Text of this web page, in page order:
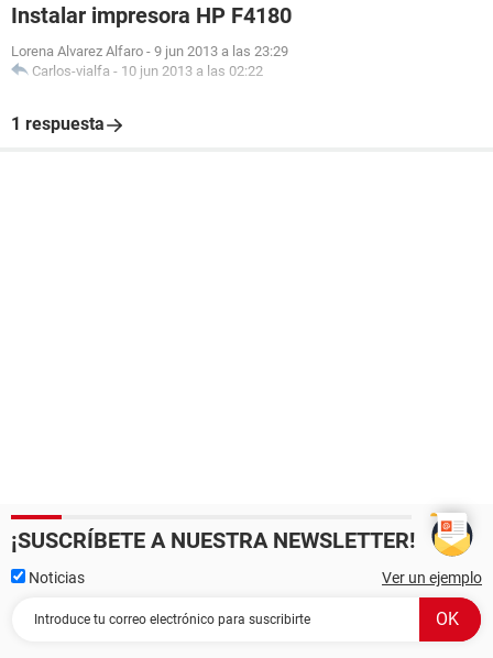
Instalar impresora HP F4180
Lorena Alvarez Alfaro - 9 jun 2013 a las 23:29
Carlos-vialfa - 10 jun 2013 a las 02:22
1 respuesta
¡SUSCRÍBETE A NUESTRA NEWSLETTER!
Noticias Ver un ejemplo